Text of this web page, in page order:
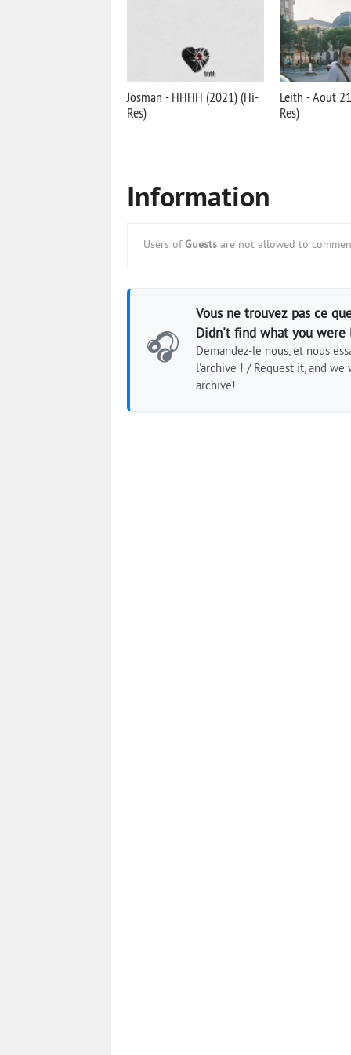
Josman - HHHH (2021) (Hi-
Res)
Leith - Aout
Res)
Information
Users of Guests are not allowed to
🎧
Vous ne trouvez pas ce
Didn't find what you were
Demandez-le nous, et nous
l'archive ! / Request it, and
archive!